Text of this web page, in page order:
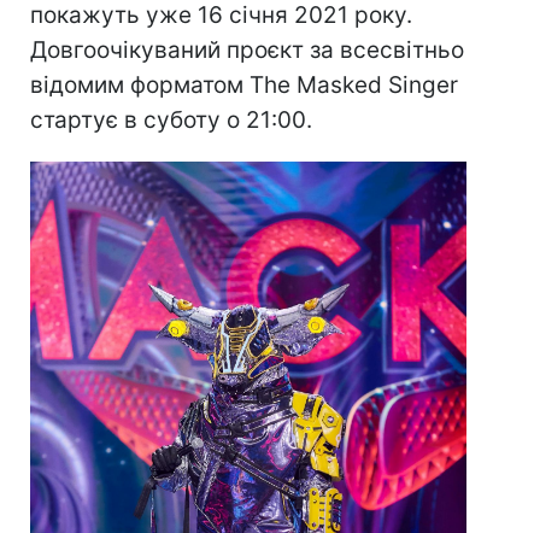
покажуть уже 16 січня 2021 року.
Довгоочікуваний проєкт за всесвітньо
відомим форматом The Masked Singer
стартує в суботу о 21:00.